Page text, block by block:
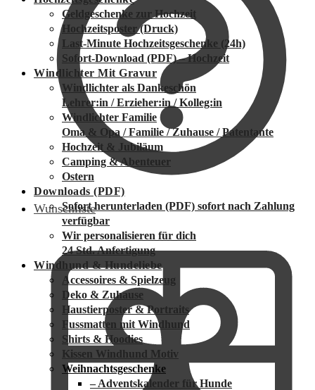
Wunschliste
Geldgeschenke zur Hochzeit
Hochzeitsposter (Druck)
Last-Minute Hochzeitsgeschenke (24h)
Sofort-Download (PDF) – Hochzeit
Windlichter Mit Gravur
Windlichter als Dankeschön
Lehrer:in / Erzieher:in / Kolleg:in
Windlichter Familie
Oma & Opa / Familie / Zuhause / Patentante
Hochzeit & Jubiläum
Camping & Abenteuer
Ostern
Downloads (PDF)
Sofort herunterladen (PDF) sofort nach Zahlung
verfügbar
Wir personalisieren für dich
24 Std. Anfertigung
Windhund & Hundeliebe
Accessoires & Spielzeug
Deko & Zuhause
Haustierposter & Portraits
Fussmatten mit Windhund
Shirts & Hoodies
Kissen Windhund Motiv
Weihnachtsgeschenke
– Adventskalender für Hunde